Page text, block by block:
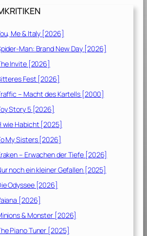
Me & Italy [2026]
Man: Brand New Day [2026]
Invite [2026]
Fest [2026]
– Macht des Kartells [2000]
Story 5 [2026]
wie Habicht [2025]
My Sisters [2026]
– Erwachen der Tiefe [2026]
noch ein kleiner Gefallen [2025]
Odyssee [2026]
[2026]
& Monster [2026]
Piano Tuner [2025]